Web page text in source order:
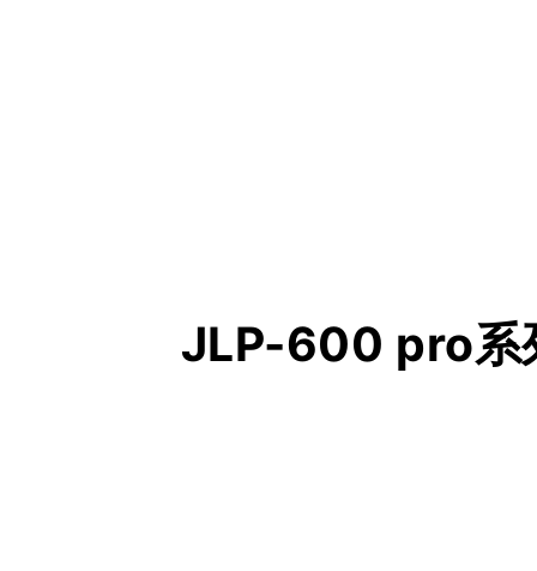
JLP-600 pro系